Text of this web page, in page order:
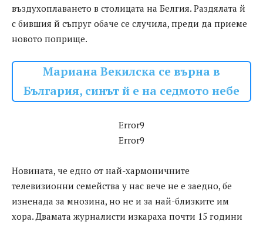
въздухоплаването в столицата на Белгия. Раздялата й
с бившия й съпруг обаче се случила, преди да приеме
новото поприще.
Мариана Векилска се върна в
България, синът й е на седмото небе
Error9
Error9
Новината, че едно от най-хармоничните
телевизионни семейства у нас вече не е заедно, бе
изненада за мнозина, но не и за най-близките им
хора. Двамата журналисти изкараха почти 15 години